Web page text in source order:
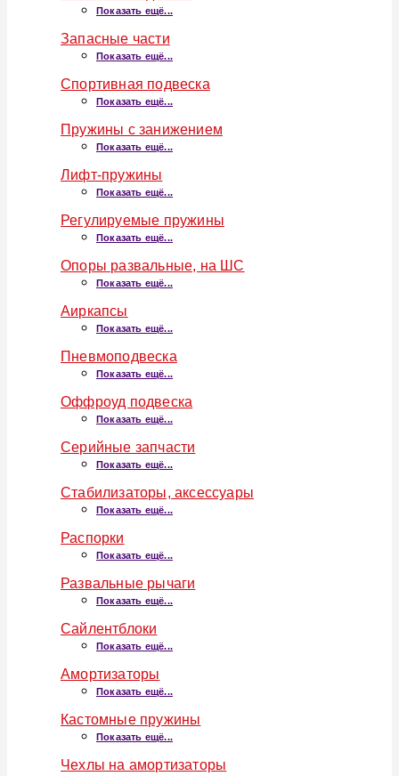
Показать ещё...
Запасные части
Показать ещё...
Спортивная подвеска
Показать ещё...
Пружины с занижением
Показать ещё...
Лифт-пружины
Показать ещё...
Регулируемые пружины
Показать ещё...
Опоры развальные, на ШС
Показать ещё...
Аиркапсы
Показать ещё...
Пневмоподвеска
Показать ещё...
Оффроуд подвеска
Показать ещё...
Серийные запчасти
Показать ещё...
Стабилизаторы, аксессуары
Показать ещё...
Распорки
Показать ещё...
Развальные рычаги
Показать ещё...
Сайлентблоки
Показать ещё...
Амортизаторы
Показать ещё...
Кастомные пружины
Показать ещё...
Чехлы на амортизаторы